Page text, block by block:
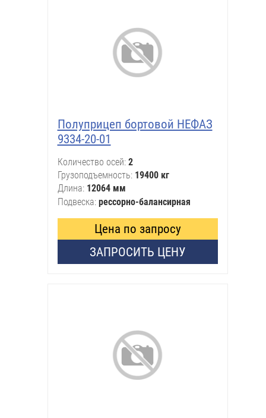
Полуприцеп бортовой НЕФАЗ
9334-20-01
Количество осей 2
Грузоподъемность 19400 кг
Длина 12064 мм
Подвеска рессорно-балансирная
Цена по запросу
ЗАПРОСИТЬ ЦЕНУ